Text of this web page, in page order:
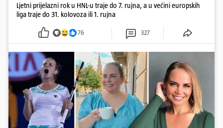
Ljetni prijelazni rok u HNL-u traje do 7. rujna, a u većini europskih
liga traje do 31. kolovoza ili 1. rujna
76 327